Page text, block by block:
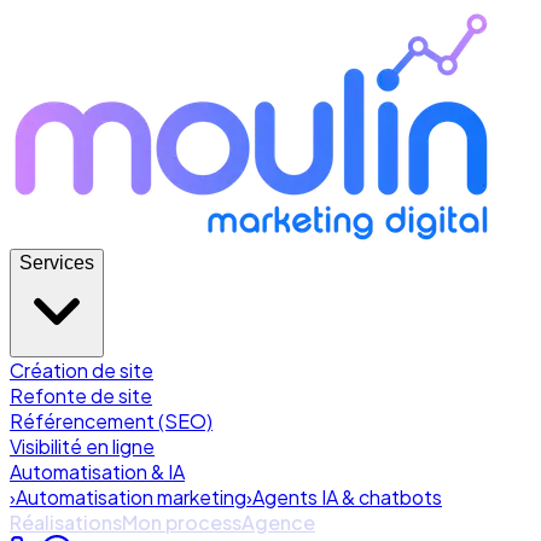
Services
Création de site
Refonte de site
Référencement (SEO)
Visibilité en ligne
Automatisation & IA
›Automatisation marketing›Agents IA & chatbots
RéalisationsMon processAgence